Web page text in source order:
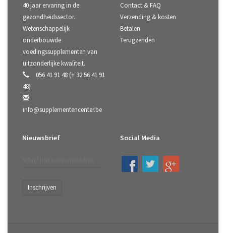
40 jaar ervaring in de
gezondheidssector.
Wetenschappelijk
onderbouwde
voedingssupplementen van
uitzonderlijke kwaliteit.
056 41 91 48 (+ 32 56 41 91
48)
info@supplementencenter.be
Contact & FAQ
Verzending & kosten
Betalen
Terugzenden
Nieuwsbrief
Inschrijven
Social Media